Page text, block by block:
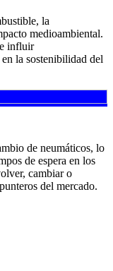
la
medioambiental.
influir
la sostenibilidad del
de neumáticos, lo
de espera en los
cambiar o
del mercado.